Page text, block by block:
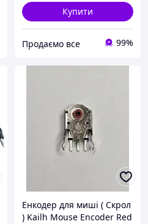
Купити
Продаємо все 99%
Енкодер для миші ( Скрол
) Kailh Mouse Encoder Red